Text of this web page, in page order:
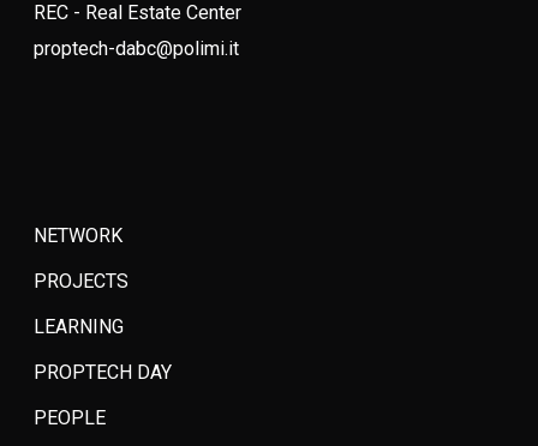
REC - Real Estate Center
proptech-dabc@polimi.it
NETWORK
PROJECTS
LEARNING
PROPTECH DAY
PEOPLE